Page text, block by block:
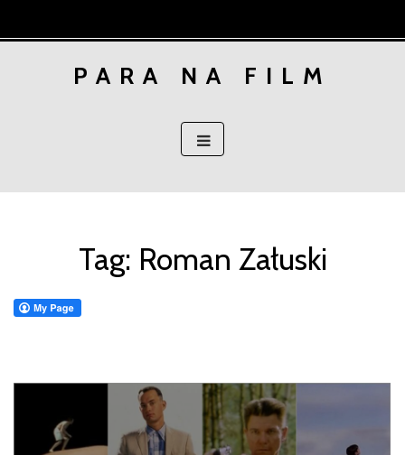
to
PARA NA FILM
Tag: Roman Załuski